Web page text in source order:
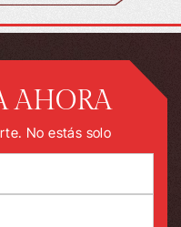
AHORA
No estás solo